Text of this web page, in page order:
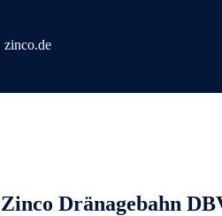
zinco.de
Zinco Dränagebahn